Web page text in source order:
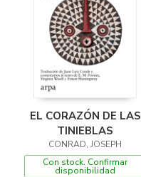
EL CORAZÓN DE LAS
TINIEBLAS
CONRAD, JOSEPH
Con stock. Confirmar
disponibilidad